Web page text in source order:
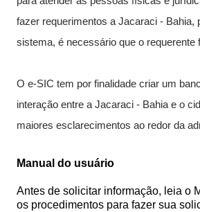
Ligue para nós
E-mail
Ou seja atendido
Segunda a Sexta de 08h
às 17h
fazer requerimentos a Jacaraci - Bahia,
sistema, é necessário que o requerente
O e-SIC tem por finalidade criar um
interação entre a Jacaraci - Bahia e o
maiores esclarecimentos ao redor da
Manual do usuário
Antes de solicitar informação, leia o
os procedimentos para fazer sua